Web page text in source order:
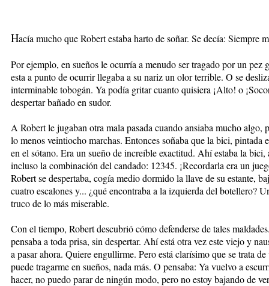
Hacía mucho que Robert estaba harto de soñar. Se decía: Siempre
Por ejemplo, en sueños le ocurría a menudo ser tragado por un pez
esta a punto de ocurrir llegaba a su nariz un olor terrible. O se
interminable tobogán. Ya podía gritar cuanto quisiera ¡Alto! o
despertar bañado en sudor.
A Robert le jugaban otra mala pasada cuando ansiaba mucho
lo menos veintiocho marchas. Entonces soñaba que la bici, pintada
en el sótano. Era un sueño de increíble exactitud. Ahí estaba la
incluso la combinación del candado: 12345. ¡Recordarla era un
Robert se despertaba, cogía medio dormido la llave de su estante,
cuatro escalones y... ¿qué encontraba a la izquierda del botellero?
truco de lo más miserable.
Con el tiempo, Robert descubrió cómo defenderse de tales
pensaba a toda prisa, sin despertar. Ahí está otra vez este viejo y
a pasar ahora. Quiere engullirme. Pero está clarísimo que se trata
puede tragarme en sueños, nada más. O pensaba: Ya vuelvo a
hacer, no puedo parar de ningún modo, pero no estoy bajando de